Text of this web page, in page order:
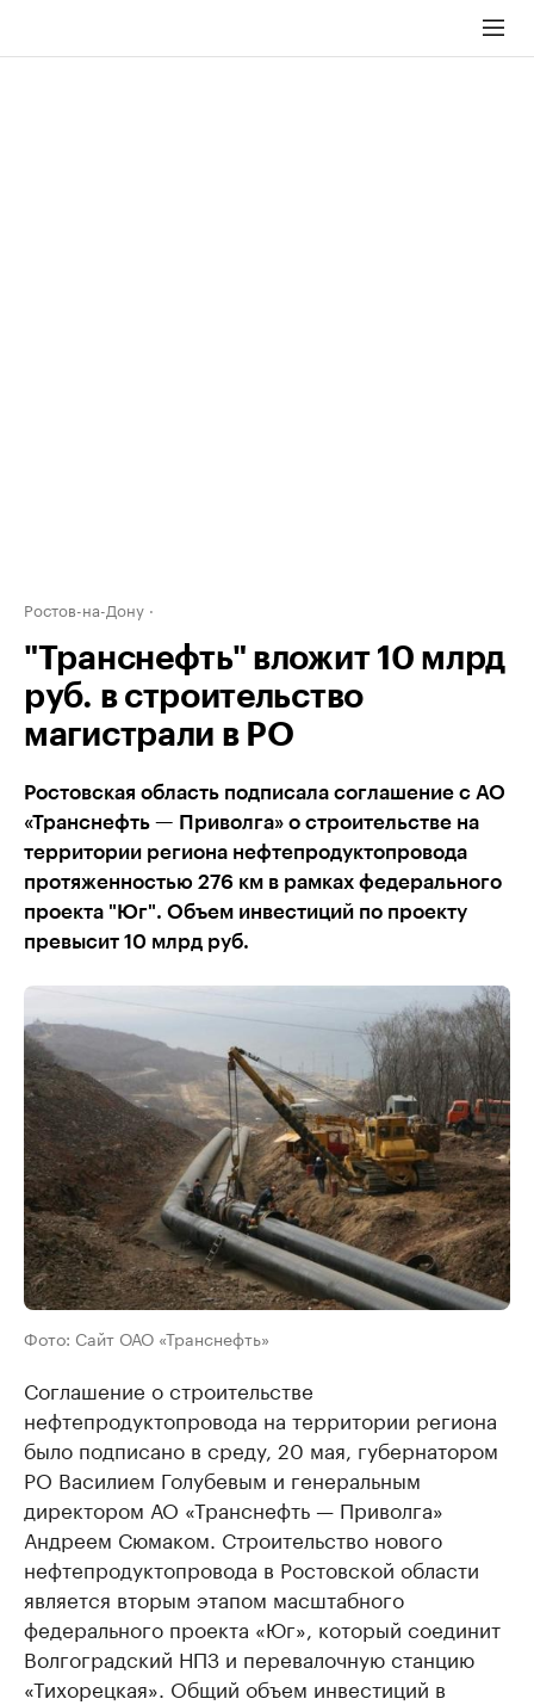
Ростов-на-Дону
"Транснефть" вложит 10 млрд
руб. в строительство
магистрали в РО
Ростовская область подписала соглашение с АО
«Транснефть — Приволга» о строительстве на
территории региона нефтепродуктопровода
протяженностью 276 км в рамках федерального
проекта "Юг". Объем инвестиций по проекту
превысит 10 млрд руб.
Фото: Сайт ОАО «Транснефть»
Соглашение о строительстве
нефтепродуктопровода на территории региона
было подписано в среду, 20 мая, губернатором
РО Василием Голубевым и генеральным
директором АО «Транснефть — Приволга»
Андреем Сюмаком. Строительство нового
нефтепродуктопровода в Ростовской области
является вторым этапом масштабного
федерального проекта «Юг», который соединит
Волгоградский НПЗ и перевалочную станцию
«Тихорецкая». Общий объем инвестиций в